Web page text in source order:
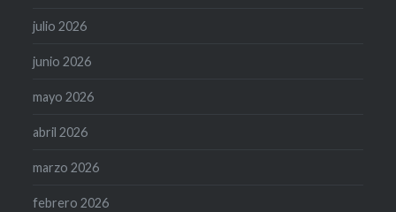
julio 2026
junio 2026
mayo 2026
abril 2026
marzo 2026
febrero 2026